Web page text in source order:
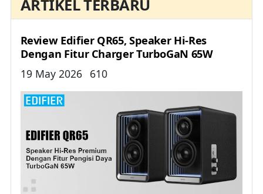
ARTIKEL TERBARU
Review Edifier QR65, Speaker Hi-Res
Dengan Fitur Charger TurboGaN 65W
Details
19 May 2026 610